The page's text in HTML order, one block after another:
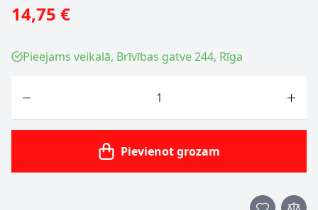
14,75 €
Pieejams veikalā, Brīvības gatve 244, Rīga
Pievienot grozam